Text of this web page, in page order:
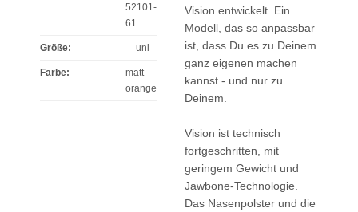
52101-
61
Größe: uni
Farbe:
matt
orange
Vision entwickelt. Ein
Modell, das so anpassbar
ist, dass Du es zu Deinem
ganz eigenen machen
kannst - und nur zu
Deinem.
Vision ist technisch
fortgeschritten, mit
geringem Gewicht und
Jawbone-Technologie.
Das Nasenpolster und die